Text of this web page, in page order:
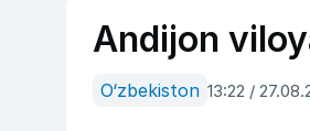
Andijon
O‘zbekiston 13:22 /